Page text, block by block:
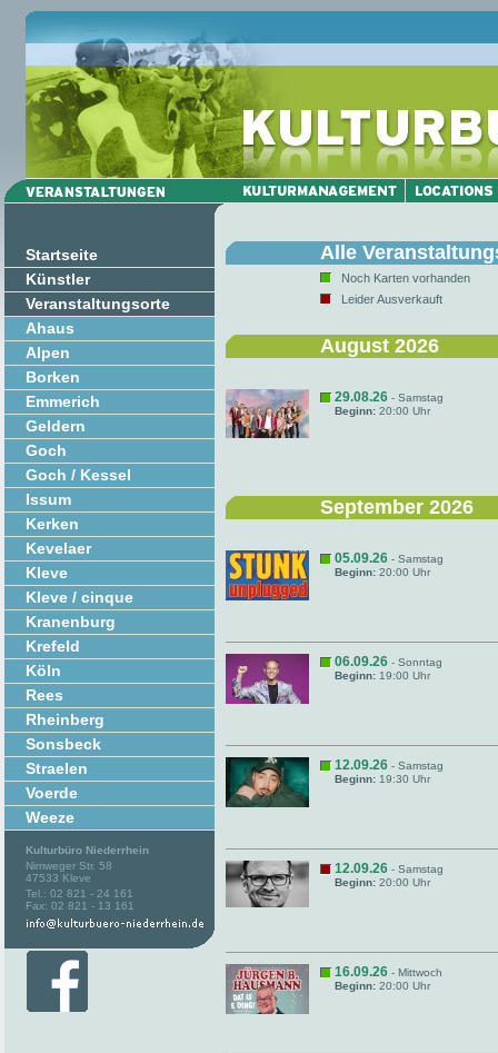
Startseite
Künstler
Veranstaltungsorte
Ahaus
Alpen
Borken
Emmerich
Geldern
Goch
Goch / Kessel
Issum
Kerken
Kevelaer
Kleve
Kleve / cinque
Kranenburg
Krefeld
Köln
Rees
Rheinberg
Sonsbeck
Straelen
Voerde
Weeze
Kulturbüro Niederrhein
Nimweger Str. 58
47533 Kleve
Tel.: 02 821 - 24 161
Fax: 02 821 - 13 161
Alle
Noch Karten vorhanden
Leider Ausverkauft
August 2026
29.08.26 - Samstag
Beginn: 20:00 Uhr
September 2026
05.09.26 - Samstag
Beginn: 20:00 Uhr
06.09.26 - Sonntag
Beginn: 19:00 Uhr
12.09.26 - Samstag
Beginn: 19:30 Uhr
12.09.26 - Samstag
Beginn: 20:00 Uhr
16.09.26 - Mittwoch
Beginn: 20:00 Uhr